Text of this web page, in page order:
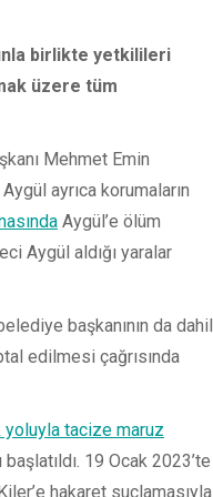
birlikte yetkilileri
üzere tüm
Mehmet Emin
ayrıca korumaların
Aygül’e ölüm
Aygül aldığı yaralar
başkanının da dahil
edilmesi çağrısında
tacize maruz
19 Ocak 2023’te
hakaret suçlamasıyla